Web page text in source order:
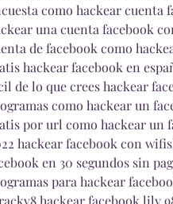
como hackear cuenta
una cuenta facebook
de facebook como
hackear facebook en
de lo que crees hackear
como hackear un
por url como hackear un
hackear facebook con
en 30 segundos sin
para hackear
hackear facebook lily